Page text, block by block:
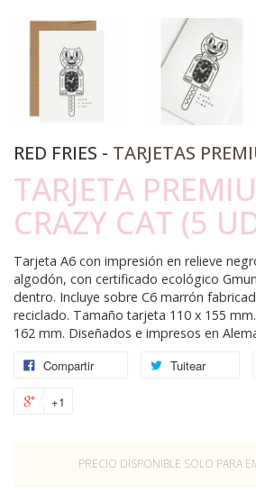
RED FRIES - TARJETAS
TARJETA
CRAZY CAT (5
Tarjeta A6 con impresión en relieve
algodón, con certificado ecológico
dentro. Incluye sobre C6 marrón
reciclado. Tamaño tarjeta 110 x 155
162 mm. Diseñados e impresos en
Compartir
Tuitear
+1
PRECIO DISPONIBLE SOLO PARA